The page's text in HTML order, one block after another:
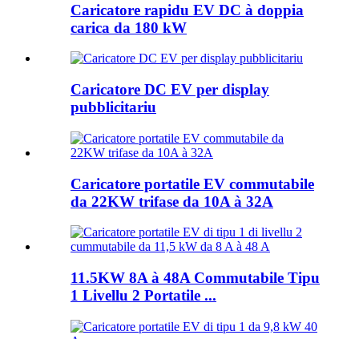
Caricatore rapidu EV DC à doppia
carica da 180 kW
Caricatore DC EV per display
pubblicitariu
Caricatore portatile EV commutabile
da 22KW trifase da 10A à 32A
11.5KW 8A à 48A Commutabile Tipu
1 Livellu 2 Portatile ...